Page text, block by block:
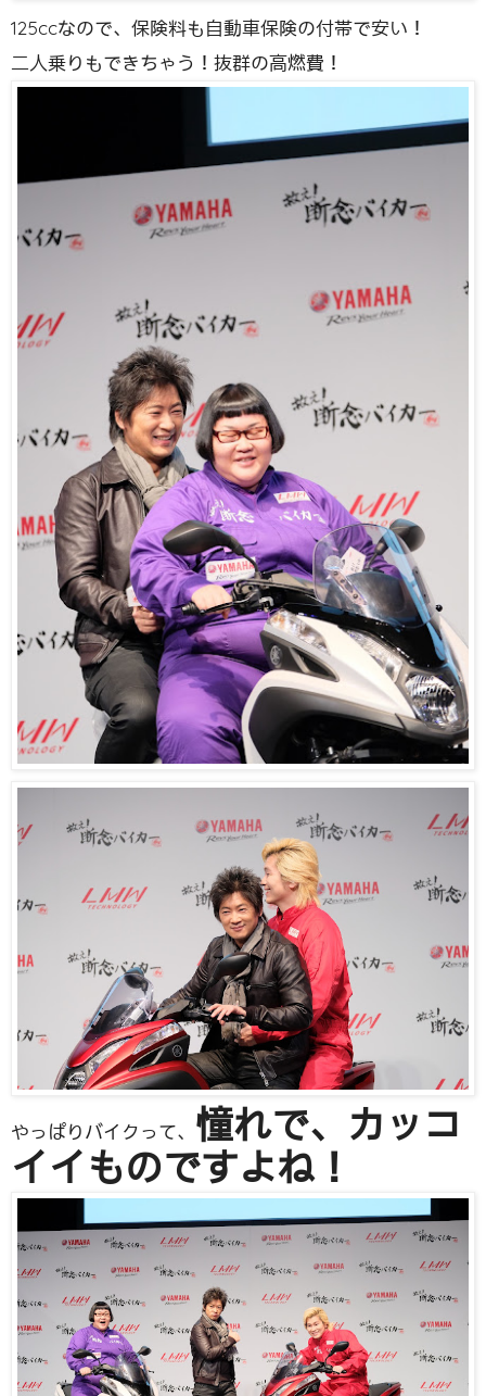
125ccなので、保険料も自動車保険の付帯で安い！
二人乗りもできちゃう！抜群の高燃費！
やっぱりバイクって、 憧れで、カッコ
イイものですよね！